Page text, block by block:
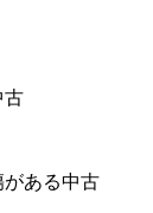
古
ある中古